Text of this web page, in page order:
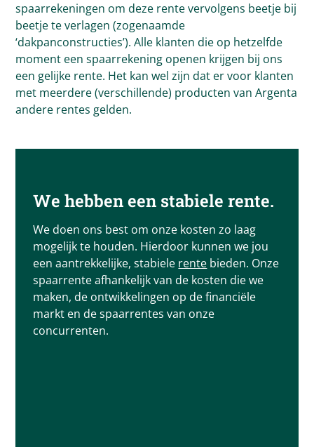
spaarrekeningen om deze rente vervolgens beetje bij
beetje te verlagen (zogenaamde
‘dakpanconstructies’). Alle klanten die op hetzelfde
moment een spaarrekening openen krijgen bij ons
een gelijke rente. Het kan wel zijn dat er voor klanten
met meerdere (verschillende) producten van Argenta
andere rentes gelden.
We hebben een stabiele rente.
We doen ons best om onze kosten zo laag
mogelijk te houden. Hierdoor kunnen we jou
een aantrekkelijke, stabiele rente bieden. Onze
spaarrente afhankelijk van de kosten die we
maken, de ontwikkelingen op de financiële
markt en de spaarrentes van onze
concurrenten.